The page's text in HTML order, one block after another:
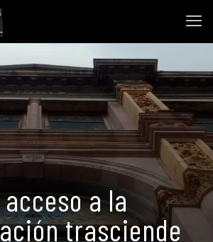
acceso a la
trasciende